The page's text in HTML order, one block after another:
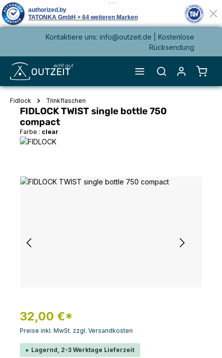
springenKontaktiere uns: info@outzeit.de | Kostenlose
Rücksendung
Fidlock Trinkflaschen
FIDLOCK TWIST single bottle 750
compact
Farbe : clear
Bildergalerie überspringen
32,00 €*
Preise inkl. MwSt. zzgl. Versandkosten
Lagernd, 2-3 Werktage Lieferzeit